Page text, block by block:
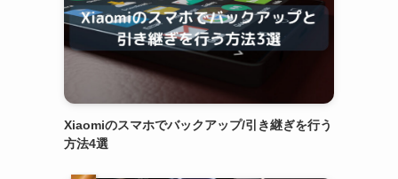
Xiaomiのスマホでバックアップ/引き継ぎを行う
方法4選